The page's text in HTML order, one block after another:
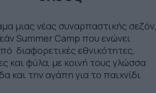
μιας νέας συναρπαστικής σεζόν,
Summer Camp που ενώνει
διαφορετικές εθνικότητες,
και φύλα, με κοινή τους γλώσσα
και την αγάπη για το παιχνίδι